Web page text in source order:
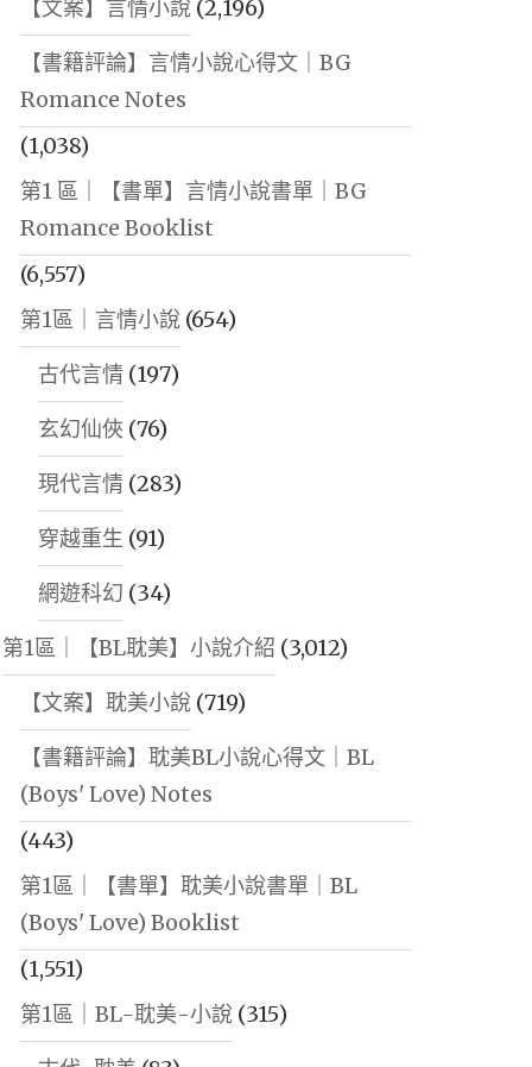
【文案】言情小說(2,196)
【書籍評論】言情小說心得文｜BG
Romance Notes
(1,038)
第1 區｜【書單】言情小說書單｜BG
Romance Booklist
(6,557)
第1區｜言情小說(654)
古代言情(197)
玄幻仙俠 (76)
現代言情(283)
穿越重生 (91)
網遊科幻 (34)
第1區｜【BL耽美】小說介紹 (3,012)
【文案】耽美小說(719)
【書籍評論】耽美BL小說心得文｜BL
(Boys' Love) Notes
(443)
第1區｜【書單】耽美小說書單｜BL
(Boys' Love) Booklist
(1,551)
第1區｜BL-耽美-小說(315)